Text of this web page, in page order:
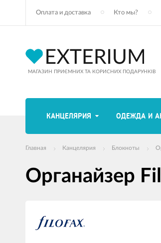
Оплата и доставка Кто мы?
МАГАЗИН ПРИЄМНИХ ТА КОРИСНИХ ПОДАРУНКІВ
КАНЦЕЛЯРИЯ ОДЕЖДА И
Главная Канцелярия Блокноты
Органайзер
товаров